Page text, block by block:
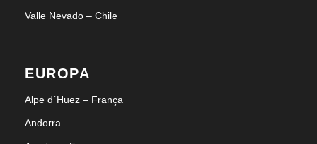
Valle Nevado – Chile
EUROPA
Alpe d´Huez – França
Andorra